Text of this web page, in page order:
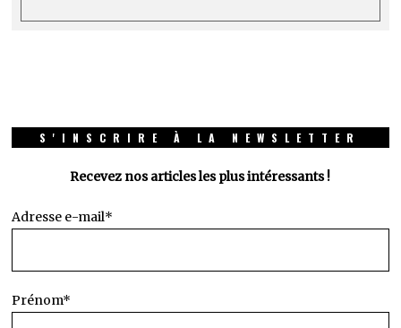
S'INSCRIRE À LA NEWSLETTER
Recevez nos articles les plus intéressants !
Adresse e-mail*
Prénom*